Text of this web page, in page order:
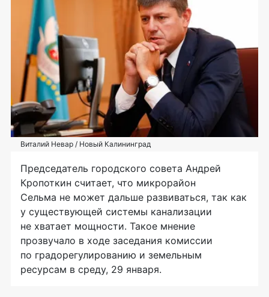
Виталий Невар / Новый Калининград
Председатель городского совета Андрей
Кропоткин считает, что микрорайон
Сельма не может дальше развиваться, так как
у существующей системы канализации
не хватает мощности. Такое мнение
прозвучало в ходе заседания комиссии
по градорегулированию и земельным
ресурсам в среду, 29 января.